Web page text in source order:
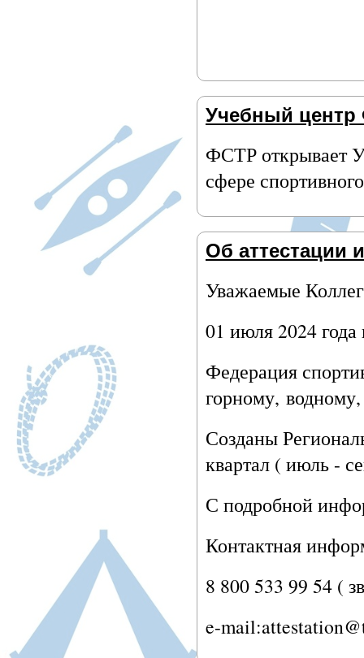
Учебный
ФСТР открывает
сфере
Об аттестации
Уважаемые
01 июля 2024 года
Федерация
горному,
Созданы
квартал ( июль -
С подробной
Контактная
8 800 533 99 54 (
e-